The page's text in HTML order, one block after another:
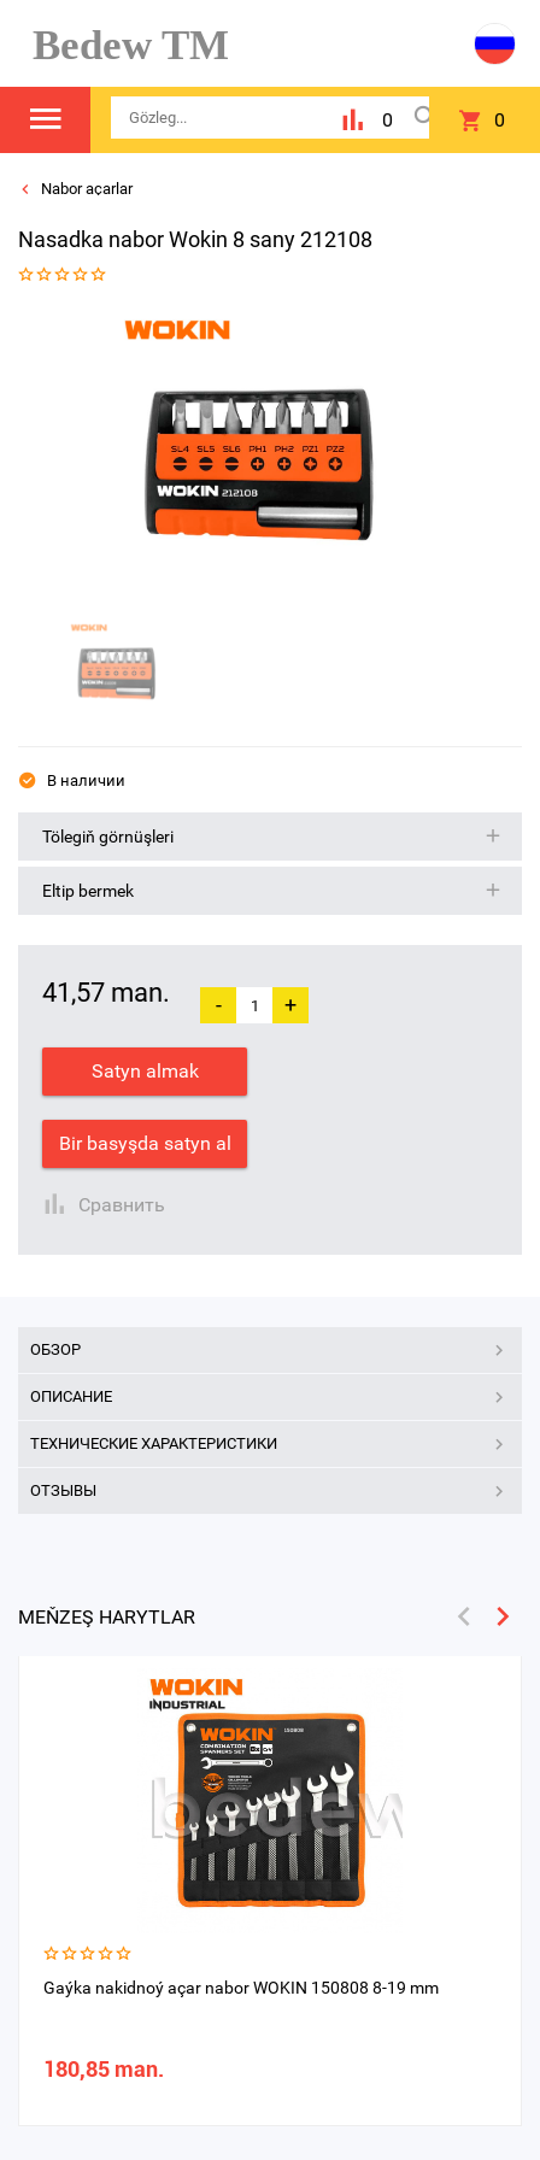
Bedew TM
0 0
Nabor açarlar
Nasadka nabor Wokin 8 sany 212108
В наличии
Tölegiň görnüşleri
Eltip bermek
41,57 man. - +
Satyn almak
Bir basyşda satyn al
Сравнить
ОБЗОР
ОПИСАНИЕ
ТЕХНИЧЕСКИЕ ХАРАКТЕРИСТИКИ
ОТЗЫВЫ
MEŇZEŞ HARYTLAR
Gaýka nakidnoý açar nabor WOKIN 150808 8-19 mm
180,85 man.